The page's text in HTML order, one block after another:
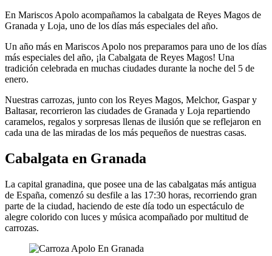
En Mariscos Apolo acompañamos la cabalgata de Reyes Magos de
Granada y Loja, uno de los días más especiales del año.
Un año más en Mariscos Apolo nos preparamos para uno de los días
más especiales del año, ¡la Cabalgata de Reyes Magos! Una
tradición celebrada en muchas ciudades durante la noche del 5 de
enero.
Nuestras carrozas, junto con los Reyes Magos, Melchor, Gaspar y
Baltasar, recorrieron las ciudades de Granada y Loja repartiendo
caramelos, regalos y sorpresas llenas de ilusión que se reflejaron en
cada una de las miradas de los más pequeños de nuestras casas.
Cabalgata en Granada
La capital granadina, que posee una de las cabalgatas más antigua
de España, comenzó su desfile a las 17:30 horas, recorriendo gran
parte de la ciudad, haciendo de este día todo un espectáculo de
alegre colorido con luces y música acompañado por multitud de
carrozas.